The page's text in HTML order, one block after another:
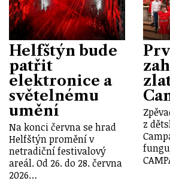
Helfštýn bude
patřit
elektronice a
světelnému
umění
Na konci června se hrad
Helfštýn promění v
netradiční festivalový
areál. Od 26. do 28. června
2026…
z